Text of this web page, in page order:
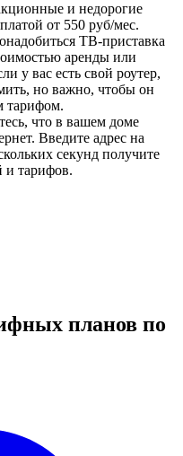
и недорогие
от 550 руб/мес.
ТВ-приставка
аренды или
у вас есть свой роутер,
но важно, чтобы он
тарифом.
что в вашем доме
Введите адрес на
секунд получите
и тарифов.
планов по